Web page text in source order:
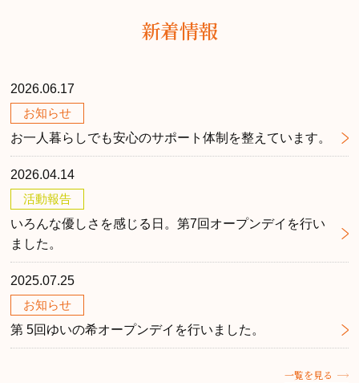
新着情報
2026.06.17
お知らせ
お一人暮らしでも安心のサポート体制を整えています。
2026.04.14
活動報告
いろんな優しさを感じる日。第7回オープンデイを行い
ました。
2025.07.25
お知らせ
第 5回ゆいの希オープンデイを行いました。
一覧を見る